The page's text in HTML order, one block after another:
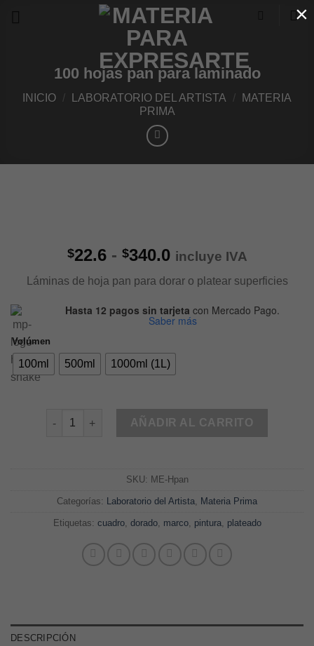
100 hojas pan para laminado
INICIO / LABORATORIO DEL ARTISTA /
MATERIA
PRIMA
$22.6 - $340.0Rango
precios:
desde
$22.6
$340.0
incluye IVA
Láminas de hoja pan para dorar o platear superficies
Hasta 12 pagos sin tarjeta con Mercado Pago.
Saber más
Volúmen
100ml 500ml 1000ml (1L)
100 hojas pan para laminado cantidad
AÑADIR AL CARRITO
SKU: ME-Hpan
Categorías: Laboratorio del Artista Materia Prima
Etiquetas: cuadro, dorado, marco, pintura plateado
DESCRIPCIÓN
×